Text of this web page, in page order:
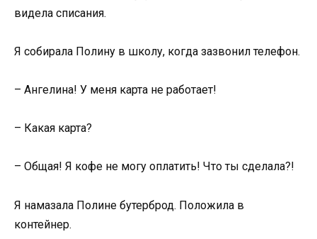
видела списания.
Я собирала Полину в школу, когда зазвонил телефон.
– Ангелина! У меня карта не работает!
– Какая карта?
– Общая! Я кофе не могу оплатить! Что ты сделала?!
Я намазала Полине бутерброд. Положила в
контейнер.